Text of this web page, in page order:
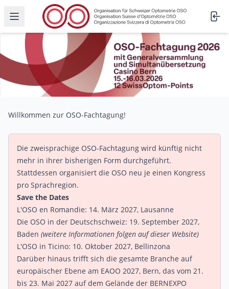
Menü öffnen
Willkommen zur OSO-Fachtagung!
Die zweisprachige OSO-Fachtagung wird künftig nicht
mehr in ihrer bisherigen Form durchgeführt.
Stattdessen organisiert die OSO neu je einen Kongress
pro Sprachregion.
Save the Dates
L'OSO en Romandie: 14. März 2027, Lausanne
Die OSO in der Deutschschweiz: 19. September 2027,
Baden (weitere Informationen folgen auf dieser Website)
L'OSO in Ticino: 10. Oktober 2027, Bellinzona
Darüber hinaus trifft sich die gesamte Branche auf
europäischer Ebene am EAOO 2027, Bern, das vom 21.
bis 23. Mai 2027 auf dem Gelände der BERNEXPO